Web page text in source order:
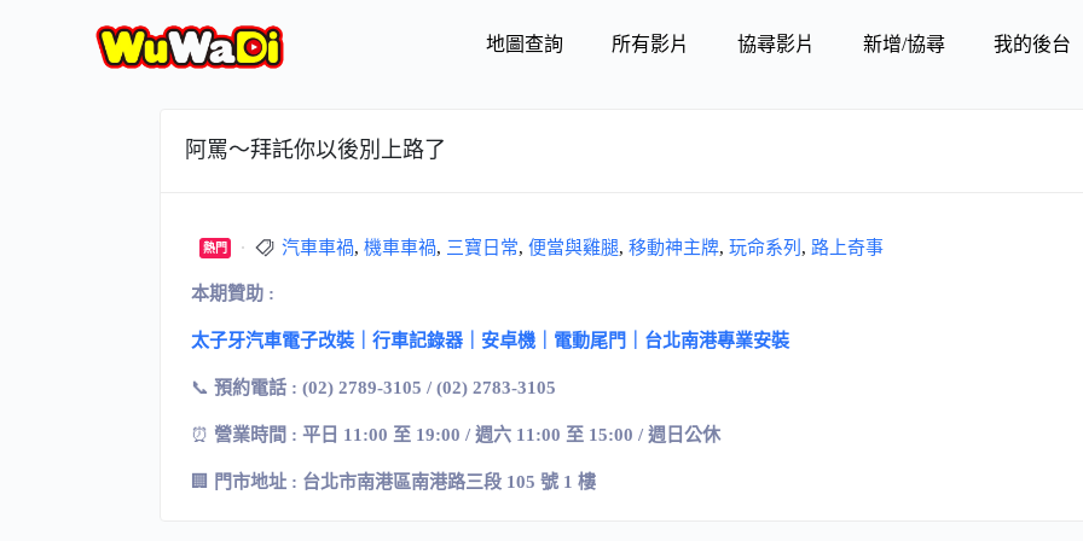
地圖查詢 所有影片 協尋影片 新增/協尋 我的後台
阿罵～拜託你以後別上路了
熱門 汽車車禍, 機車車禍, 三寶日常, 便當與雞腿, 移動神主牌, 玩命系列 , 路上奇事
本期贊助 :
太子牙汽車電子改裝｜行車記錄器｜安卓機｜電動尾門｜台北南港專業安裝
📞 預約電話 : (02) 2789-3105 / (02) 2783-3105
⏰ 營業時間 : 平日 11:00 至 19:00 / 週六 11:00 至 15:00 / 週日公休
🏢 門市地址 : 台北市南港區南港路三段 105 號 1 樓